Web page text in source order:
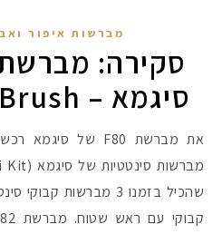
מברשות איפור
סקירה:
סיגמא – Sigma F80 Brush
את מברשת F80 של סיגמא רכשתי לפני כמה חודשים בקיט